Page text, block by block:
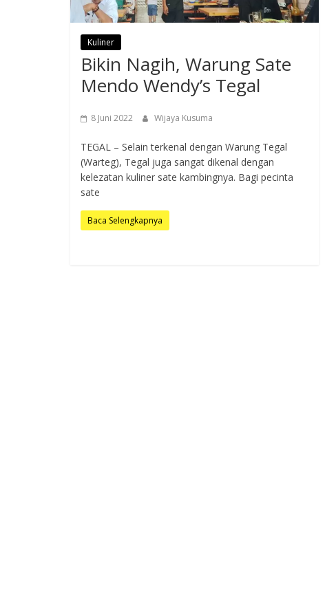
Kuliner
Bikin Nagih, Warung Sate
Mendo Wendy’s Tegal
8 Juni 2022 Wijaya Kusuma
TEGAL – Selain terkenal dengan Warung Tegal
(Warteg), Tegal juga sangat dikenal dengan
kelezatan kuliner sate kambingnya. Bagi pecinta
sate
Baca Selengkapnya